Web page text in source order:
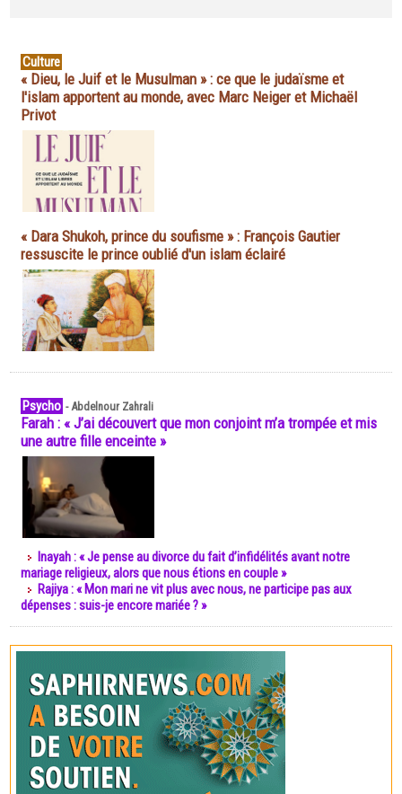
Culture
« Dieu, le Juif et le Musulman » : ce que le judaïsme et
l'islam apportent au monde, avec Marc Neiger et Michaël
Privot
« Dara Shukoh, prince du soufisme » : François Gautier
ressuscite le prince oublié d'un islam éclairé
Psycho -Abdelnour Zahrali
Farah : « J’ai découvert que mon conjoint m’a trompée et mis
une autre fille enceinte »
Inayah : « Je pense au divorce du fait d’infidélités avant notre
mariage religieux, alors que nous étions en couple »
Rajiya : « Mon mari ne vit plus avec nous, ne participe pas aux
dépenses : suis-je encore mariée ? »